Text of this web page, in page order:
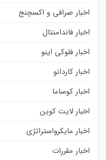
اخبار صرافی و اکسچنج
اخبار فاندامنتال
اخبار فلوکی اینو
اخبار کاردانو
اخبار کوساما
اخبار لایت کوین
اخبار مایکرواستراتژی
اخبار مقررات